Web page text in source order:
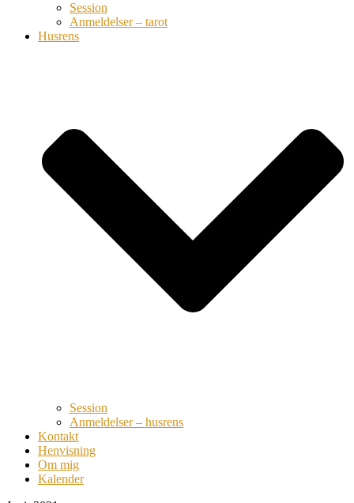
Session
Anmeldelser – tarot
Husrens
Session
Anmeldelser – husrens
Kontakt
Henvisning
Om mig
Kalender